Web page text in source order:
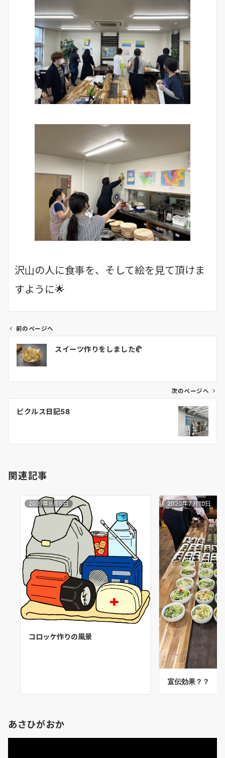
沢山の人に食事を、そして絵を見て頂けま
すように🌟
ビ
ン
前のページへ
スイーツ作りをしました🥐
次のページへ
ピクルス日記58
関連記事
2021年9月5日
コロッケ作りの風景
2020年7月10日
宣伝効果？？
あさひがおか